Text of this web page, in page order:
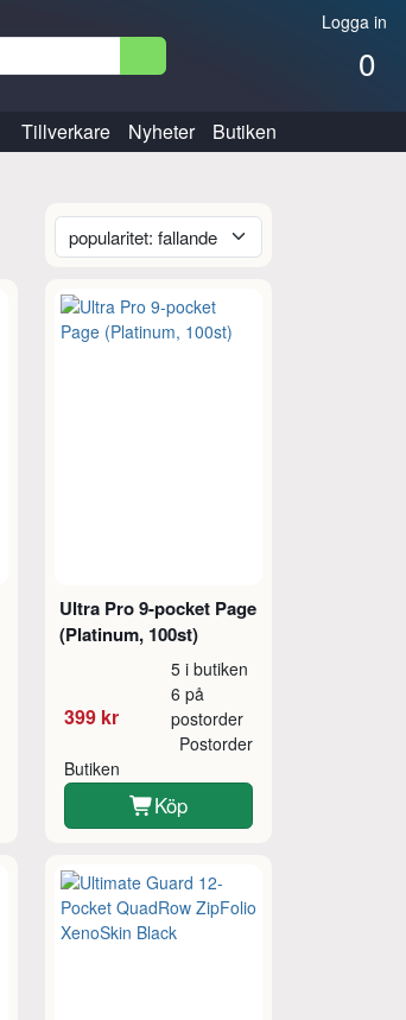
Logga in
0
Tillverkare Nyheter Butiken
Ultra Pro 9-pocket Page
(Platinum, 100st)
399 kr
5 i butiken
6 på
postorder
Butiken
Postorder
Köp